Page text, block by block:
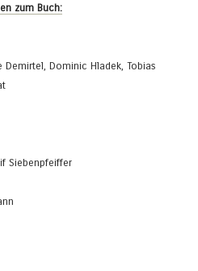
zum Buch:
Demirtel, Dominic Hladek, Tobias
Siebenpfeiffer